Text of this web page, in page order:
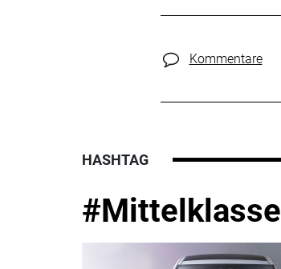
Kommentare
HASHTAG
#Mittelklasse